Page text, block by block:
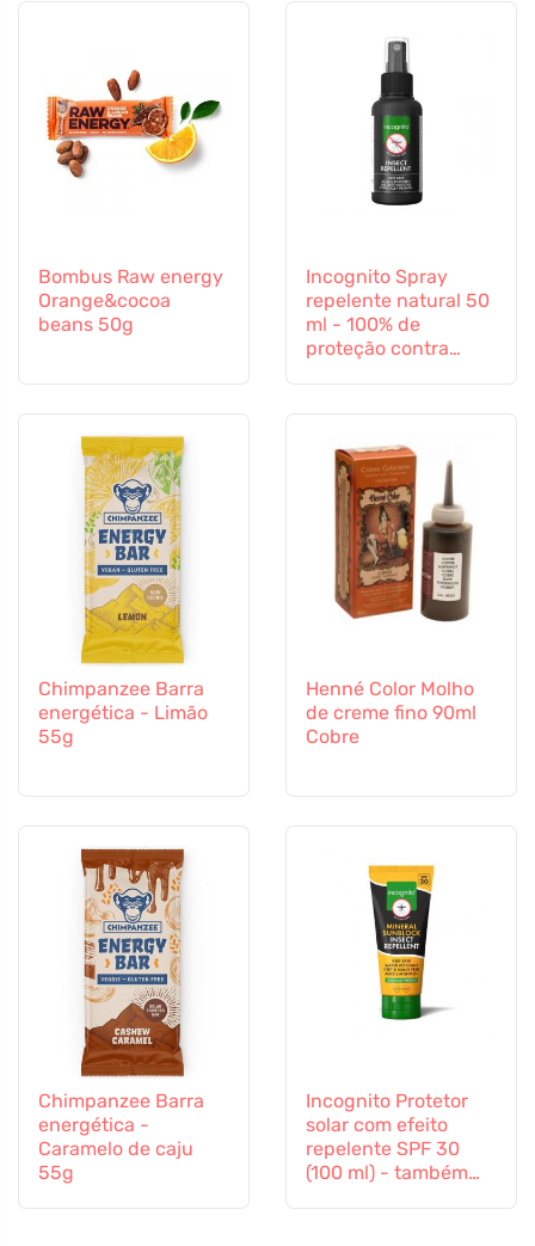
Bombus Raw energy
Orange&cocoa
beans 50g
Incognito Spray
repelente natural 50
ml - 100% de
proteção contra
Chimpanzee Barra
energética - Limão
55g
Henné Color Molho
de creme fino 90ml
Cobre
Chimpanzee Barra
energética -
Caramelo de caju
55g
Incognito Protetor
solar com efeito
repelente SPF 30
(100 ml) - também